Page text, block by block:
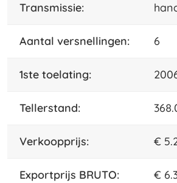
transmissie:
aantal versnellingen: 6
1ste toelating:
tellerstand:
Verkoopprijs: €
Exportprijs BRUTO: €